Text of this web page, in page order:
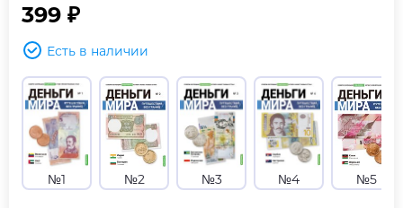
399 ₽
Есть в наличии
№1 №2 №3 №4 №5